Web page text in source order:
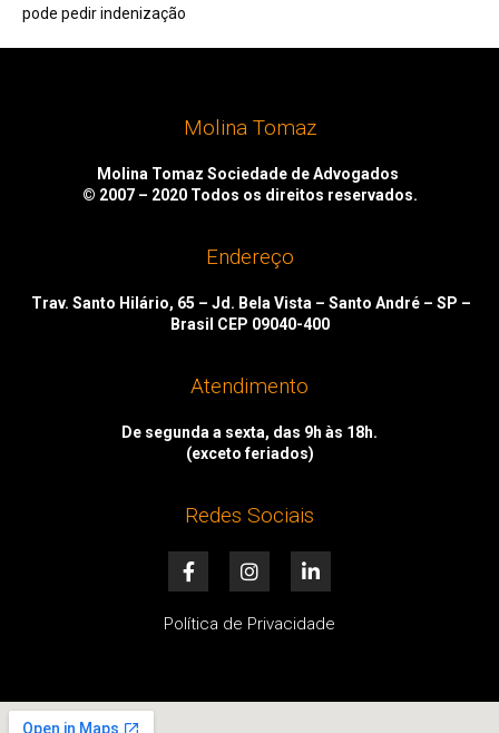
pode pedir indenização
Molina Tomaz
Molina Tomaz Sociedade de Advogados
© 2007 – 2020 Todos os direitos reservados.
Endereço
Trav. Santo Hilário, 65 – Jd. Bela Vista – Santo André – SP –
Brasil CEP 09040-400
Atendimento
De segunda a sexta, das 9h às 18h.
(exceto feriados)
Redes Sociais
F
a
e
k
I
n
t
a
i
k
n
Política de Privacidade